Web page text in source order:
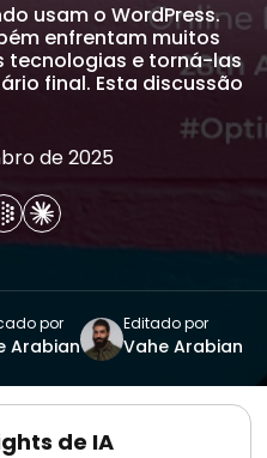
usam o WordPress.
enfrentam muitos
tecnologias e torná-las
final. Esta discussão
de 2025
por
Arabian
Editado por
Vahe Arabian
de IA